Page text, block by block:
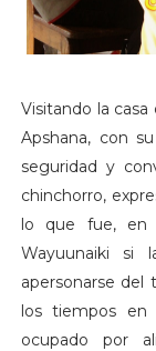
Visitando la
Apshana, con
seguridad y
chinchorro,
lo que fue, en
Wayuunaiki si
apersonarse del
los tiempos
ocupado por